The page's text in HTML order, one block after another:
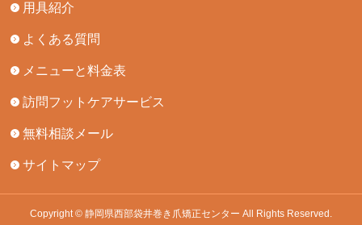
用具紹介
よくある質問
メニューと料金表
訪問フットケアサービス
無料相談メール
サイトマップ
Copyright © 静岡県西部袋井巻き爪矯正センター All Rights Reserved.